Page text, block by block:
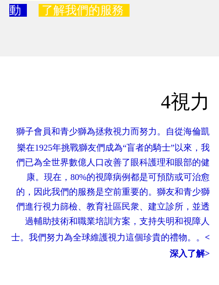
動
了解我們的服務
4視力
獅子會員和青少獅為拯救視力而努力。自從海倫凱
樂在1925年挑戰獅友們成為“盲者的騎士”以來，我
們已為全世界數億人口改善了眼科護理和眼部的健
康。現在，80%的視障病例都是可預防或可治愈
的，因此我們的服務是空前重要的。獅友和青少獅
們進行視力篩檢、教育社區民衆、建立診所，並透
過輔助技術和職業培訓方案，支持失明和視障人
士。我們努力為全球維護視力這個珍貴的禮物。 。 <
深入了解>